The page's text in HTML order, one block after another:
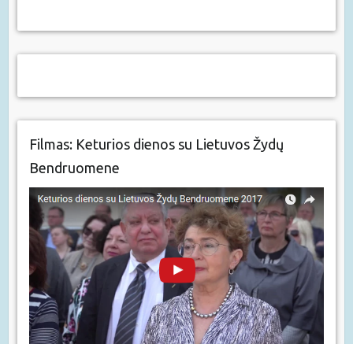
Filmas: Keturios dienos su Lietuvos Žydų
Bendruomene